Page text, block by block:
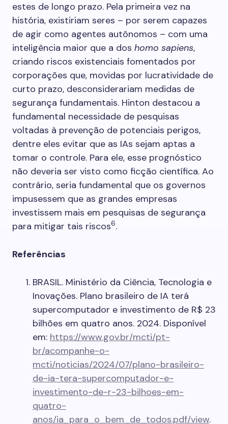
estes de longo prazo. Pela primeira vez na
história, existiriam seres – por serem capazes
de agir como agentes autônomos – com uma
inteligência maior que a dos homo sapiens,
criando riscos existenciais fomentados por
corporações que, movidas por lucratividade de
curto prazo, desconsiderariam medidas de
segurança fundamentais. Hinton destacou a
fundamental necessidade de pesquisas
voltadas à prevenção de potenciais perigos,
dentre eles evitar que as IAs sejam aptas a
tomar o controle. Para ele, esse prognóstico
não deveria ser visto como ficção científica. Ao
contrário, seria fundamental que os governos
impusessem que as grandes empresas
investissem mais em pesquisas de segurança
para mitigar tais riscos6.
Referências
BRASIL. Ministério da Ciência, Tecnologia e
Inovações. Plano brasileiro de IA terá
supercomputador e investimento de R$ 23
bilhões em quatro anos. 2024. Disponível
em: https://www.gov.br/mcti/pt-
br/acompanhe-o-
mcti/noticias/2024/07/plano-brasileiro-
de-ia-tera-supercomputador-e-
investimento-de-r-23-bilhoes-em-
quatro-
anos/ia_para_o_bem_de_todos.pdf/view.